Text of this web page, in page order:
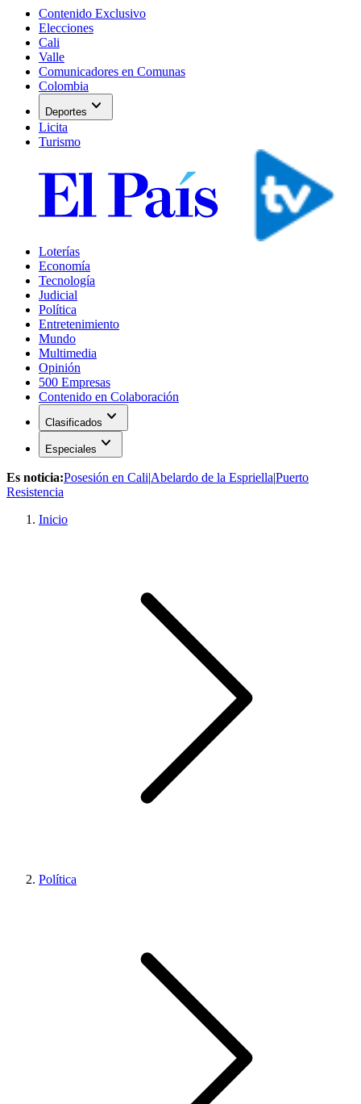
Contenido Exclusivo
Elecciones
Cali
Valle
Comunicadores en Comunas
Colombia
Deportes expand_more
Licita
Turismo
Loterías
Economía
Tecnología
Judicial
Política
Entretenimiento
Mundo
Multimedia
Opinión
500 Empresas
Contenido en Colaboración
Clasificados expand_more
Especiales expand_more
Es noticia:Posesión en Cali|Abelardo de la Espriella|Puerto
Resistencia
Inicio
Política